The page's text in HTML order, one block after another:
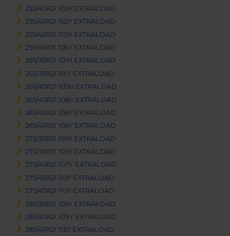
255/40R21 102Y EXTRALOAD
255/40R21 102Y EXTRALOAD
255/40R21 102Y EXTRALOAD
255/45R21 106Y EXTRALOAD
265/35R21 101H EXTRALOAD
265/35R21 101Y EXTRALOAD
265/40R21 105H EXTRALOAD
265/40R21 108V EXTRALOAD
265/45R21 108Y EXTRALOAD
265/45R21 108Y EXTRALOAD
275/35R21 103Y EXTRALOAD
275/35R21 103Y EXTRALOAD
275/40R21 107Y EXTRALOAD
275/45R21 110Y EXTRALOAD
275/45R21 110Y EXTRALOAD
285/35R21 105Y EXTRALOAD
285/40R21 109Y EXTRALOAD
285/45R21 113Y EXTRALOAD